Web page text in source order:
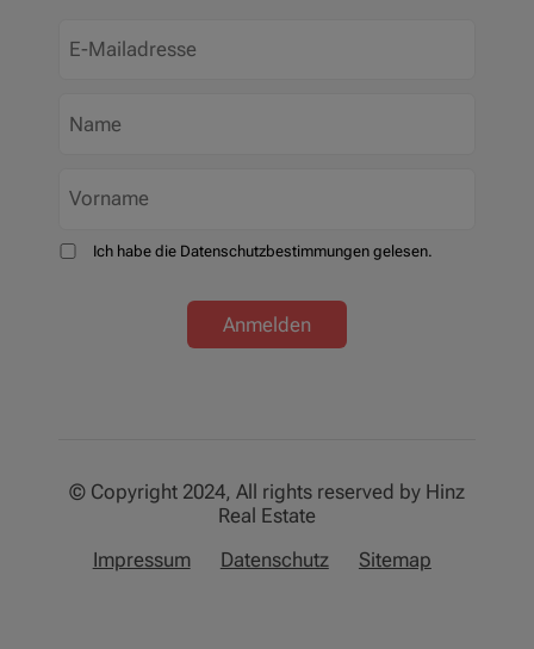
Ich habe die Datenschutzbestimmungen gelesen.
Anmelden
© Copyright 2024, All rights reserved by Hinz
Real Estate
Impressum
Datenschutz Sitemap